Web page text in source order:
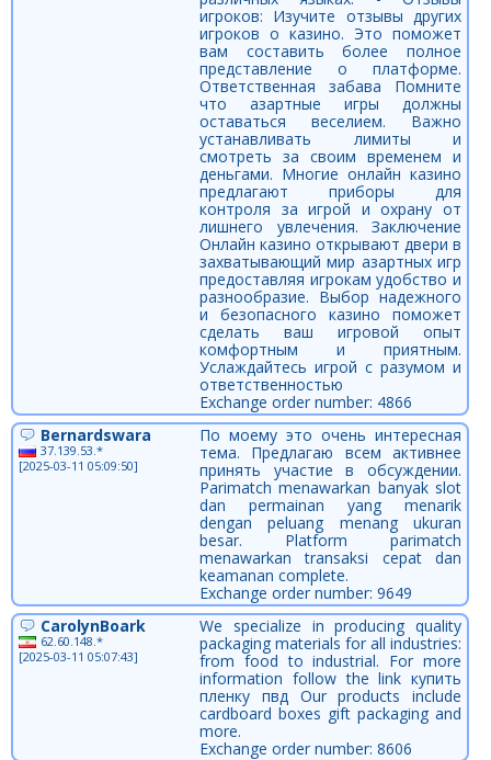
игроков: Изучите отзывы других
игроков о казино. Это поможет
вам составить более полное
представление о платформе.
Ответственная забава Помните
что азартные игры должны
оставаться веселием. Важно
устанавливать лимиты и
смотреть за своим временем и
деньгами. Многие онлайн казино
предлагают приборы для
контроля за игрой и охрану от
лишнего увлечения. Заключение
Онлайн казино открывают двери в
захватывающий мир азартных игр
предоставляя игрокам удобство и
разнообразие. Выбор надежного
и безопасного казино поможет
сделать ваш игровой опыт
комфортным и приятным.
Услаждайтесь игрой с разумом и
ответственностью
Exchange order number: 4866
Bernardswara
37.139.53.*
[2025-03-11 05:09:50]
По моему это очень интересная
тема. Предлагаю всем активнее
принять участие в обсуждении.
Parimatch menawarkan banyak slot
dan permainan yang menarik
dengan peluang menang ukuran
besar. Platform parimatch
menawarkan transaksi cepat dan
keamanan complete.
Exchange order number: 9649
CarolynBoark
62.60.148.*
[2025-03-11 05:07:43]
We specialize in producing quality
packaging materials for all industries:
from food to industrial. For more
information follow the link купить
пленку пвд Our products include
cardboard boxes gift packaging and
more.
Exchange order number: 8606